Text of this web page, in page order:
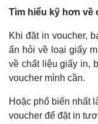
Tìm hiểu kỹ hơn về
Khi đặt in voucher,
ấn hỏi về loại giấy
về chất liệu giấy in,
voucher mình cần.
Hoặc phổ biến nhất
voucher để đặt in